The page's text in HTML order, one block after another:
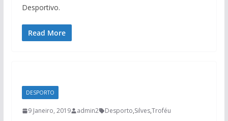
Desportivo.
Read More
DESPORTO
9 Janeiro, 2019 admin2 Desporto,Silves,Troféu